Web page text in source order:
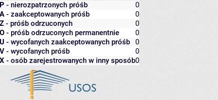
P - nierozpatrzonych próśb
0
A - zaakceptowanych próśb
0
Z - próśb odrzuconych
0
O - próśb odrzuconych permanentnie
0
U - wycofanych zaakceptowanych próśb
0
V - wycofanych próśb
0
X - osób zarejestrowanych w inny sposób0